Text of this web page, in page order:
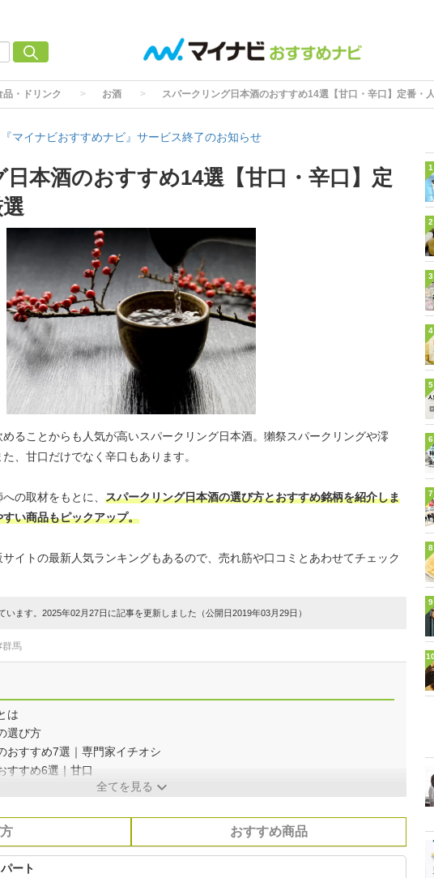
品・ドリンク お酒 スパークリング日本酒のおすすめ14選【甘口・辛口】定番・
『マイナビおすすめナビ』サービス終了のお知らせ
本酒のおすすめ14選【甘口・辛口】定
ることからも人気が高いスパークリング日本酒。獺祭スパークリングや澪
、甘口だけでなく辛口もあります。
の取材をもとに、 スパークリング日本酒の選び方とおすすめ銘柄を紹介しま
い商品もピックアップ。
イトの最新人気ランキングもあるので、売れ筋や口コミとあわせてチェック
ます。2025年02月27日に記事を更新しました（公開日2019年03月29日）
群馬
は
選び方
おすすめ7選｜専門家イチオシ
すすめ6選｜甘口
全てを見る
おすすめ商品
ート
1
2
3
4
5
6
7
8
9